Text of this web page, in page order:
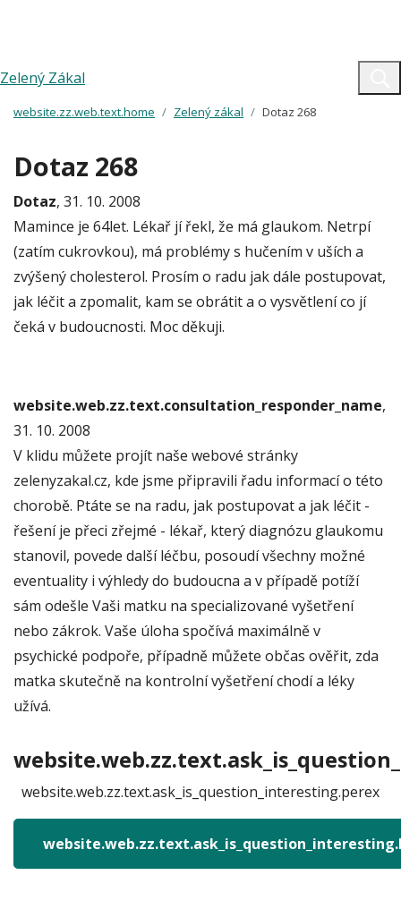
Zelený Zákal
website.zz.web.text.home Zelený zákal Dotaz 268
Dotaz 268
Dotaz, 31. 10. 2008
Mamince je 64let. Lékař jí řekl, že má glaukom. Netrpí
(zatím cukrovkou), má problémy s hučením v uších a
zvýšený cholesterol. Prosím o radu jak dále postupovat,
jak léčit a zpomalit, kam se obrátit a o vysvětlení co jí
čeká v budoucnosti. Moc děkuji.
website.web.zz.text.consultation_responder_name,
31. 10. 2008
V klidu můžete projít naše webové stránky
zelenyzakal.cz, kde jsme připravili řadu informací o této
chorobě. Ptáte se na radu, jak postupovat a jak léčit -
řešení je přeci zřejmé - lékař, který diagnózu glaukomu
stanovil, povede další léčbu, posoudí všechny možné
eventuality i výhledy do budoucna a v případě potíží
sám odešle Vaši matku na specializované vyšetření
nebo zákrok. Vaše úloha spočívá maximálně v
psychické podpoře, případně můžete občas ověřit, zda
matka skutečně na kontrolní vyšetření chodí a léky
užívá.
website.web.zz.text.ask_is_question_interesting.perex